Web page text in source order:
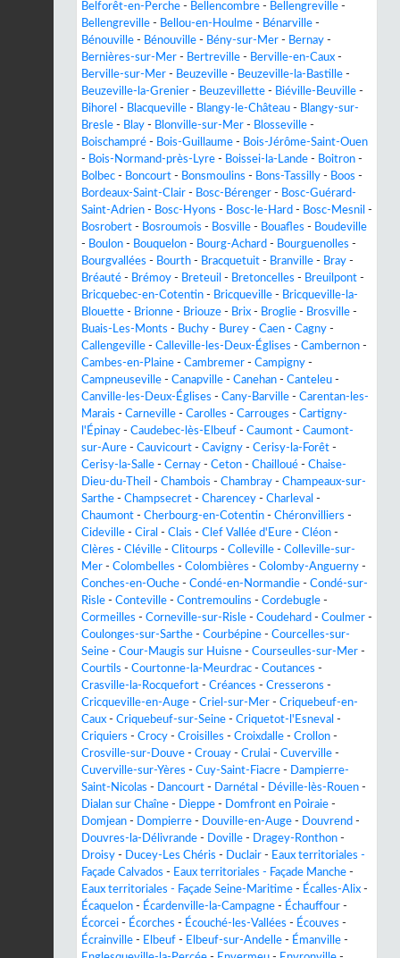
Belforêt-en-Perche - Bellencombre - Bellengreville -
Bellengreville - Bellou-en-Houlme - Bénarville -
Bénouville - Bénouville - Bény-sur-Mer - Bernay -
Bernières-sur-Mer - Bertreville - Berville-en-Caux -
Berville-sur-Mer - Beuzeville - Beuzeville-la-Bastille -
Beuzeville-la-Grenier - Beuzevillette - Biéville-Beuville -
Bihorel - Blacqueville - Blangy-le-Château - Blangy-sur-
Bresle - Blay - Blonville-sur-Mer - Blosseville -
Boischampré - Bois-Guillaume - Bois-Jérôme-Saint-Ouen
- Bois-Normand-près-Lyre - Boissei-la-Lande - Boitron -
Bolbec - Boncourt - Bonsmoulins - Bons-Tassilly - Boos -
Bordeaux-Saint-Clair - Bosc-Bérenger - Bosc-Guérard-
Saint-Adrien - Bosc-Hyons - Bosc-le-Hard - Bosc-Mesnil -
Bosrobert - Bosroumois - Bosville - Bouafles - Boudeville
- Boulon - Bouquelon - Bourg-Achard - Bourguenolles -
Bourgvallées - Bourth - Bracquetuit - Branville - Bray -
Bréauté - Brémoy - Breteuil - Bretoncelles - Breuilpont -
Bricquebec-en-Cotentin - Bricqueville - Bricqueville-la-
Blouette - Brionne - Briouze - Brix - Broglie - Brosville -
Buais-Les-Monts - Buchy - Burey - Caen - Cagny -
Callengeville - Calleville-les-Deux-Églises - Cambernon -
Cambes-en-Plaine - Cambremer - Campigny -
Campneuseville - Canapville - Canehan - Canteleu -
Canville-les-Deux-Églises - Cany-Barville - Carentan-les-
Marais - Carneville - Carolles - Carrouges - Cartigny-
l'Épinay - Caudebec-lès-Elbeuf - Caumont - Caumont-
sur-Aure - Cauvicourt - Cavigny - Cerisy-la-Forêt -
Cerisy-la-Salle - Cernay - Ceton - Chailloué - Chaise-
Dieu-du-Theil - Chambois - Chambray - Champeaux-sur-
Sarthe - Champsecret - Charencey - Charleval -
Chaumont - Cherbourg-en-Cotentin - Chéronvilliers -
Cideville - Ciral - Clais - Clef Vallée d'Eure - Cléon -
Clères - Cléville - Clitourps - Colleville - Colleville-sur-
Mer - Colombelles - Colombières - Colomby-Anguerny -
Conches-en-Ouche - Condé-en-Normandie - Condé-sur-
Risle - Conteville - Contremoulins - Cordebugle -
Cormeilles - Corneville-sur-Risle - Coudehard - Coulmer -
Coulonges-sur-Sarthe - Courbépine - Courcelles-sur-
Seine - Cour-Maugis sur Huisne - Courseulles-sur-Mer -
Courtils - Courtonne-la-Meurdrac - Coutances -
Crasville-la-Rocquefort - Créances - Cresserons -
Cricqueville-en-Auge - Criel-sur-Mer - Criquebeuf-en-
Caux - Criquebeuf-sur-Seine - Criquetot-l'Esneval -
Criquiers - Crocy - Croisilles - Croixdalle - Crollon -
Crosville-sur-Douve - Crouay - Crulai - Cuverville -
Cuverville-sur-Yères - Cuy-Saint-Fiacre -
Dampierre-
Saint-Nicolas - Dancourt - Darnétal - Déville-lès-Rouen -
Dialan sur Chaîne - Dieppe - Domfront en Poiraie -
Domjean - Dompierre - Douville-en-Auge - Douvrend -
Douvres-la-Délivrande - Doville - Dragey-Ronthon -
Droisy - Ducey-Les Chéris - Duclair - Eaux territoriales -
Façade Calvados - Eaux territoriales - Façade Manche -
Eaux territoriales - Façade Seine-Maritime - Écalles-Alix -
Écaquelon - Écardenville-la-Campagne - Échauffour -
Écorcei - Écorches - Écouché-les-Vallées - Écouves -
Écrainville - Elbeuf - Elbeuf-sur-Andelle - Émanville -